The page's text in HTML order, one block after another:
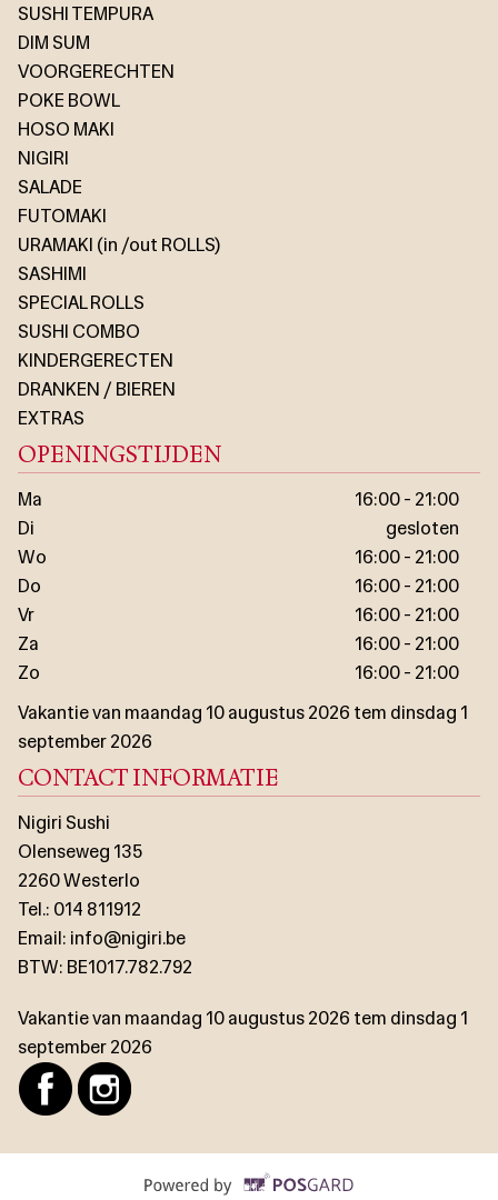
SUSHI TEMPURA
DIM SUM
VOORGERECHTEN
POKE BOWL
HOSO MAKI
NIGIRI
SALADE
FUTOMAKI
URAMAKI (in /out ROLLS)
SASHIMI
SPECIAL ROLLS
SUSHI COMBO
KINDERGERECTEN
DRANKEN / BIEREN
EXTRAS
OPENINGSTIJDEN
Ma
16:00 - 21:00
Di
gesloten
Wo
16:00 - 21:00
Do
16:00 - 21:00
Vr
16:00 - 21:00
Za
16:00 - 21:00
Zo
16:00 - 21:00
Vakantie van maandag 10 augustus 2026 tem dinsdag 1
september 2026
CONTACT INFORMATIE
Nigiri Sushi
Olenseweg 135
2260 Westerlo
Tel.: 014 811912
Email: info@nigiri.be
BTW: BE1017.782.792
Vakantie van maandag 10 augustus 2026 tem dinsdag 1
september 2026